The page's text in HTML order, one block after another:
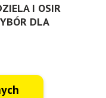
I OSIR
DLA